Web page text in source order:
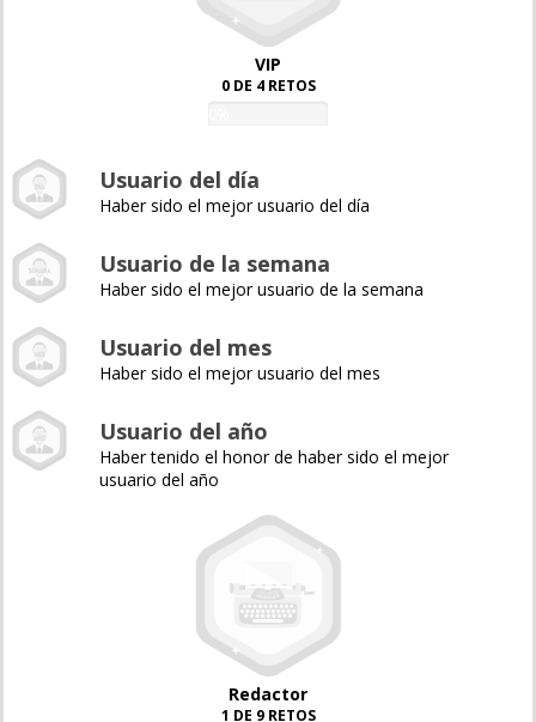
VIP
0 DE 4 RETOS
Usuario del día
Haber sido el mejor usuario del día
Usuario de la semana
Haber sido el mejor usuario de la semana
Usuario del mes
Haber sido el mejor usuario del mes
Usuario del año
Haber tenido el honor de haber sido el mejor
usuario del año
Redactor
1 DE 9 RETOS